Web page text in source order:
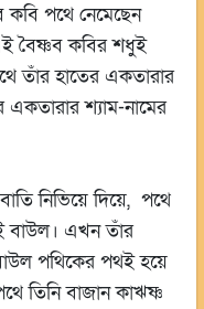
কবি পথে নেমেছেন
বৈষ্ণব কবির শধুই
তাঁর হাতের একতারার
শ্যাম-নামের
নিভিয়ে দিয়ে, পথে
বাউল। এখন তাঁর
পথিকের পথই হয়ে
তিনি বাজান কাঋষ্ণ